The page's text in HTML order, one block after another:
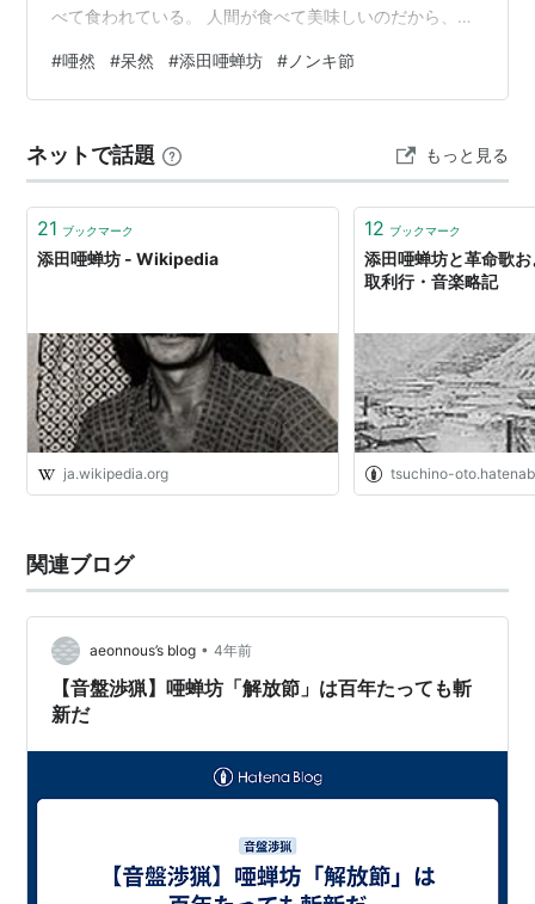
べて食われている。 人間が食べて美味しいのだから、彼
人、いや「犯鳥」は野鳥である。 大急ぎで囲いを修復し
た。 ここで一句。 無残やな 囲いの中の ノラボウ菜 表題
ーを叩いていた。 すると、ふと「あぜんぼう」が浮かん
だ。 明治・大正期の演歌師の「添田唖蝉坊」である。 …
#唖然 #呆然 #添田唖蝉坊 # ノンキ節
ネットで話題 もっと見る
21 ブックマーク
添田唖蝉坊 - Wikipedia
ja.wikipedia.org
12 ブックマーク
添田唖蝉坊と革命歌
取利行・音楽略記
tsuchino-
関連ブログ
aeonnous’s blog • 4年前
【音盤渉猟】唖蝉坊「解放節」は百年たっても斬
新だ